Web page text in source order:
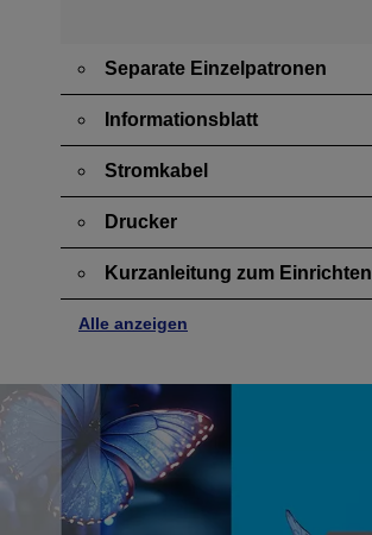
Separate Einzelpatronen
Informationsblatt
Stromkabel
Drucker
Kurzanleitung zum Einrichten
Alle anzeigen